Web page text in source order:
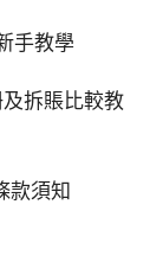
手教學
及拆賬比較教
款須知